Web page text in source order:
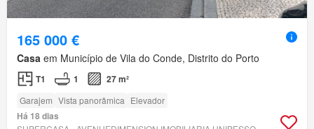
165 000 €
Casa em Município de Vila do Conde, Distrito do Porto
T1 1 27 m²
Garajem Vista panorâmica Elevador
Há 18 dias